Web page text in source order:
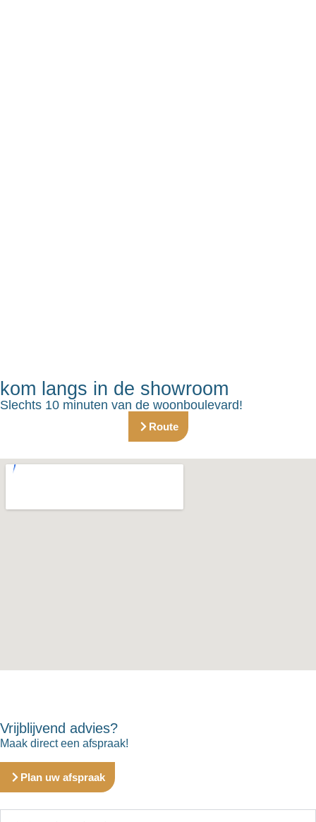
kom langs in de showroom
Slechts 10 minuten van de woonboulevard!
Route
Vrijblijvend advies?
Maak direct een afspraak!
Plan uw afspraak